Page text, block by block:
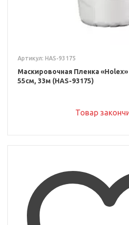
Артикул: HAS-93175
Маскировочная Пленка
55см, 33м (HAS-93175)
Товар